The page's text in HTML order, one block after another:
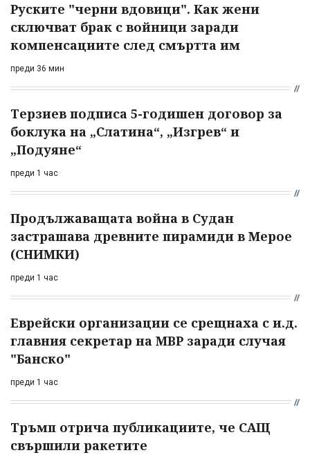
Руските "черни вдовици". Как жени
сключват брак с войници заради
компенсациите след смъртта им
преди 36 мин
Терзиев подписа 5-годишен договор за
боклука на „Слатина“, „Изгрев“ и
„Подуяне“
преди 1 час
Продължаващата война в Судан
застрашава древните пирамиди в Мерое
(СНИМКИ)
преди 1 час
Еврейски организации се срещнаха с и.д.
главния секретар на МВР заради случая
"Банско"
преди 1 час
Тръмп отрича публикациите, че САЩ
свършили ракетите